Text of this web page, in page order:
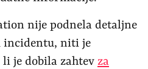
nije podnela detaljne
incidentu, niti je
li je dobila zahtev za